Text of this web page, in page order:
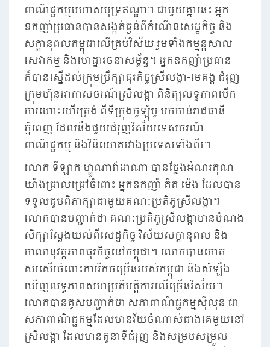
ពាណិជ្ជកម្មមហាសមុទ្រឥណ្ឌា។ ជាមួយគ្នានេះ អ្នក
ឧកញ៉ាប្រធានបានសង្កត់ធ្ងន់ពីកំណើនសេដ្ឋកិច្ច និង
សក្តានុពលកម្ពុជាលើគ្រប់វិស័យ រួមទាំងកម្មន្តសាល
សេវាកម្ម និងហេដ្ឋារចនាសម្ព័ន្ធ។ អ្នកឧកញ៉ាប្រធាន
ក៏បានស្នើដល់ក្រុមប្រឹក្សាធុរកិច្ចស្រីលង្កា-មេគង្គ ជំរុញ
ក្រុមហ៊ុនអាកាសចរណ៍ស្រីលង្កា ពិនិត្យលទ្ធភាពបើក
ការហោះហើរត្រង់ ពីទីក្រុងកូឡុំបូ មកកាន់រាជធានី
ភ្នំពេញ ដែលនឹងជួយជំរុញវិស័យទេសចរណ៍
ពាណិជ្ជកម្ម និងវិនិយោគរវាងប្រទេសទាំងពីរ។
លោក ទីឡាក ហ្គូណាវ៉ាដាណា បានថ្លែងអំណរគុណ
យ៉ាងជ្រាលជ្រៅចំពោះ អ្នកឧកញ៉ា គិត ម៉េង ដែលបាន
ទទួលជួបពិភាក្សាជាមួយគណៈប្រតិភូស្រីលង្កា។
លោកបានបញ្ជាក់ថា គណៈប្រតិភូស្រីលង្កាមានបំណង
សិក្សាស្វែងយល់ពីសេដ្ឋកិច្ច វិស័យសក្តានុពល និង
កាលានុវត្តភាពធុរកិច្ចនៅកម្ពុជា។ លោកបានកោត
សរសើរចំពោះការរីកចម្រើនរបស់កម្ពុជា និងសំឡឹង
ឃើញលទ្ធភាពសហប្រតិបត្តិការលើច្រើនវិស័យ។
លោកបានគូសបញ្ជាក់ថា សភាពាណិជ្ជកម្មស៊ីលុន ជា
សភាពាណិជ្ជកម្មដែលមានវ័យចំណាស់ជាងគេមួយនៅ
ស្រីលង្កា ដែលមានតួនាទីជំរុញ និងសម្របសម្រួល